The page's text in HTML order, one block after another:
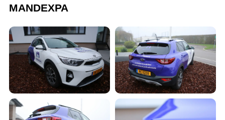
MANDEXPA